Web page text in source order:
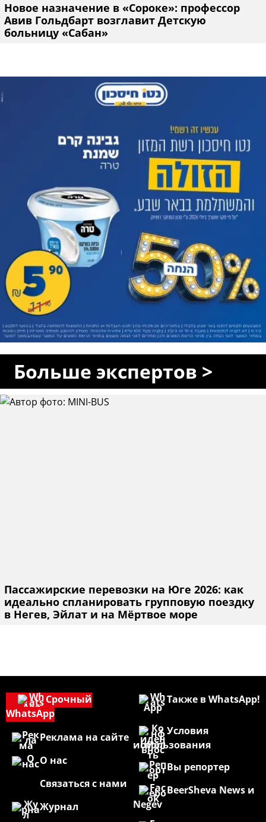
Новое назначение в «Сороке»: профессор
Авив Гольдбарт возглавит Детскую
больницу «Сабан»
Больше экспертов >
Пассажирские перевозки на Юге 2026: как
идеально спланировать групповую поездку
в Негев, Эйлат и на Мёртвое море
Также в WhatsApp!
Условия
использования
Вы репортер
BeerSheva News и
Negev
Срочный
WhatsApp
Реклама на сайте
О нас
Связаться с нами
Журнал